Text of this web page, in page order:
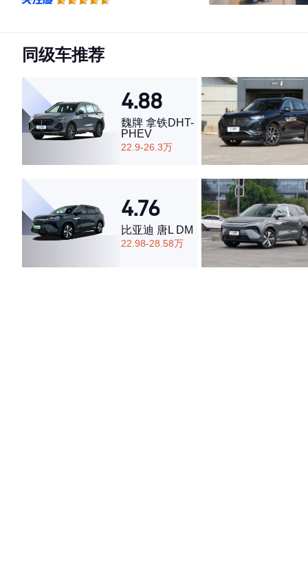
·空间表现一般，低于60%同级车
同级车推荐
4.88
魏牌 拿铁DHT-
PHEV
22.9-26.3万
4.76
比亚迪 唐L DM
22.98-28.58万